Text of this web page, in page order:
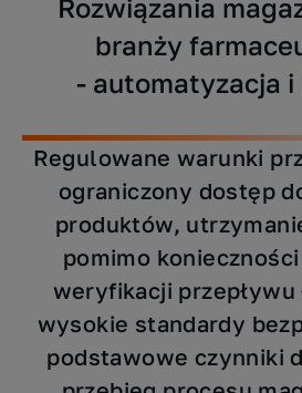
Rozwiązania
branży
- automatyzacja
Regulowane warunki
ograniczony dostęp
produktów,
pomimo
weryfikacji przepływu
wysokie standardy
podstawowe czynniki